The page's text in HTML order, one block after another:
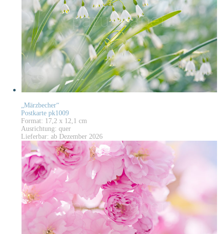
„Märzbecher“
Postkarte pk1009
Format: 17,2 x 12,1 cm
Ausrichtung: quer
Lieferbar: ab Dezember 2026